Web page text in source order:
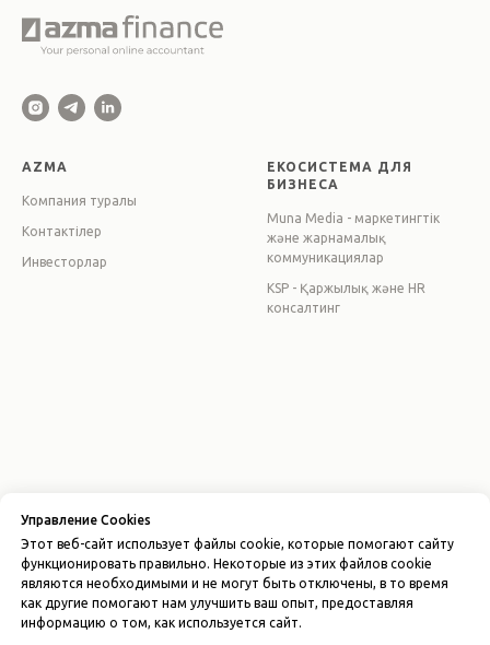
AZMA
Компания туралы
Контактілер
Инвесторлар
ЕКОСИСТЕМА ДЛЯ
БИЗНЕСА
Muna Media - маркетингтік
және жарнамалық
коммуникациялар
KSP - Қаржылық және HR
консалтинг
Пользовательское соглашение
Лицензионный договор-оферта
© 2026 ООО "AZMA ACCOUNTING"
ИНН 310677164
Управление Cookies
Этот веб-сайт использует файлы cookie, которые помогают сайту
функционировать правильно. Некоторые из этих файлов cookie
являются необходимыми и не могут быть отключены, в то время
как другие помогают нам улучшить ваш опыт, предоставляя
информацию о том, как используется сайт.